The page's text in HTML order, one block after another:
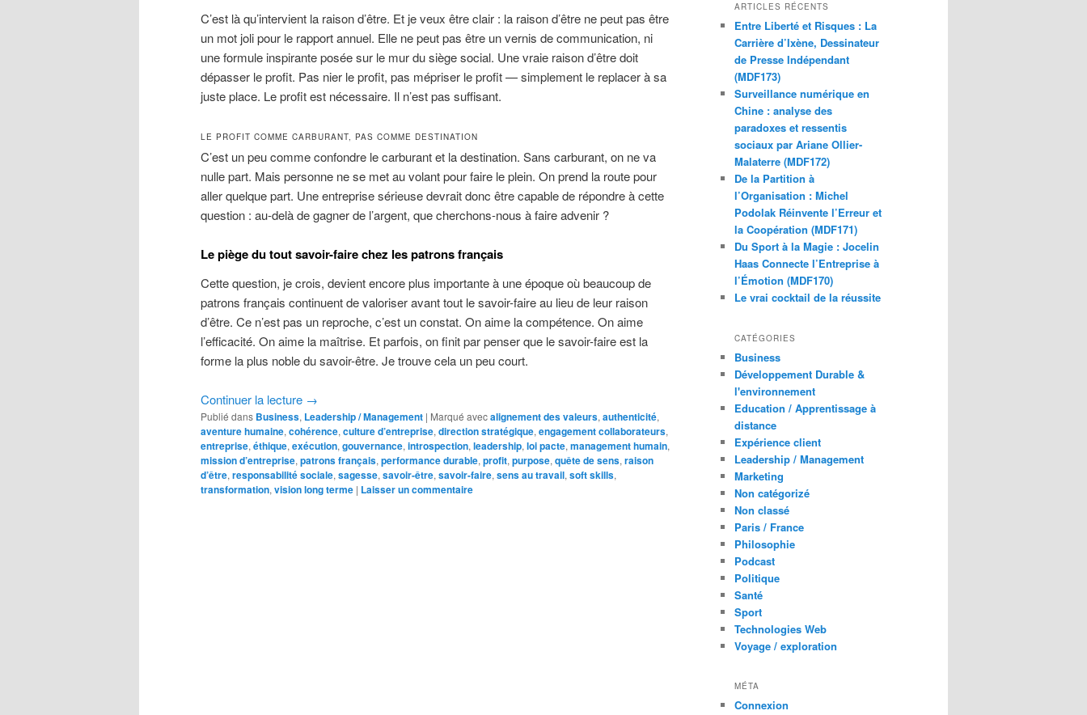
C’est là qu’intervient la raison d’être. Et je veux être clair : la raison d’être ne peut pas être
un mot joli pour le rapport annuel. Elle ne peut pas être un vernis de communication, ni
une formule inspirante posée sur le mur du siège social. Une vraie raison d’être doit
dépasser le profit. Pas nier le profit, pas mépriser le profit — simplement le replacer à sa
juste place. Le profit est nécessaire. Il n’est pas suffisant.
LE PROFIT COMME CARBURANT, PAS COMME DESTINATION
C’est un peu comme confondre le carburant et la destination. Sans carburant, on ne va
nulle part. Mais personne ne se met au volant pour faire le plein. On prend la route pour
aller quelque part. Une entreprise sérieuse devrait donc être capable de répondre à cette
question : au-delà de gagner de l’argent, que cherchons-nous à faire advenir ?
Le piège du tout savoir-faire chez les patrons français
Cette question, je crois, devient encore plus importante à une époque où beaucoup de
patrons français continuent de valoriser avant tout le savoir-faire au lieu de leur raison
d’être. Ce n’est pas un reproche, c’est un constat. On aime la compétence. On aime
l’efficacité. On aime la maîtrise. Et parfois, on finit par penser que le savoir-faire est la
forme la plus noble du savoir-être. Je trouve cela un peu court.
Continuer la lecture →
Publié dans Business, Leadership / Management | Marqué avecalignement des valeurs,authenticité,
aventure humaine,cohérence,culture d’entreprise,direction stratégique,engagement collaborateurs,
entreprise,éthique,exécution,gouvernance,introspection,leadership,loi pacte,management humain,
mission d’entreprise,patrons français,performance durable,profit,purpose,quête de sens,raison
d’être,responsabilité sociale,sagesse,savoir-être,savoir-faire,sens au travail,soft skills,
transformation,vision long terme | Laisser un commentaire
ARTICLES RÉCENTS
Entre Liberté et Risques : La
Carrière d’Ixène, Dessinateur
de Presse Indépendant
(MDF173)
Surveillance numérique en
Chine : analyse des
paradoxes et ressentis
sociaux par Ariane Ollier-
Malaterre (MDF172)
De la Partition à
l’Organisation : Michel
Podolak Réinvente l’Erreur et
la Coopération (MDF171)
Du Sport à la Magie : Jocelin
Haas Connecte l’Entreprise à
l’Émotion (MDF170)
Le vrai cocktail de la réussite
CATÉGORIES
Business
Développement Durable &
l'environnement
Education / Apprentissage à
distance
Expérience client
Leadership / Management
Marketing
Non catégorizé
Non classé
Paris / France
Philosophie
Podcast
Politique
Santé
Sport
Technologies Web
Voyage / exploration
MÉTA
Connexion